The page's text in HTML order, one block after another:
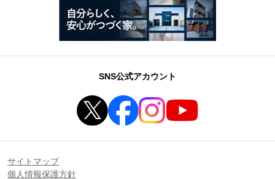
SNS公式アカウント
サイトマップ
個人情報保護方針